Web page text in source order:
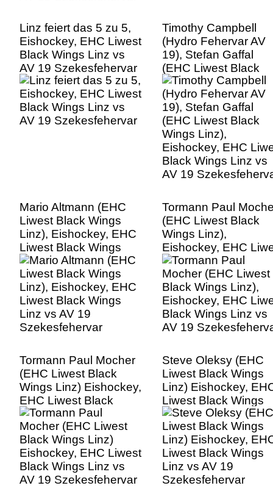
Linz feiert das 5 zu 5,
Eishockey, EHC Liwest
Black Wings Linz vs
AV 19 Szekesfehervar
Timothy Campbell
(Hydro Fehervar AV
19), Stefan Gaffal
(EHC Liwest Black
Wings Linz),
Eishockey, EHC
Black Wings Linz vs
AV 19
Mario Altmann (EHC
Liwest Black Wings
Linz), Eishockey, EHC
Liwest Black Wings
Linz vs AV 19
Szekesfehervar
Tormann Paul
(EHC Liwest Black
Wings Linz),
Eishockey, EHC
Black Wings Linz vs
AV 19
Tormann Paul Mocher
(EHC Liwest Black
Wings Linz) Eishockey,
EHC Liwest Black
Wings Linz vs AV 19
Szekesfehervar
Steve Oleksy (EHC
Liwest Black Wings
Linz) Eishockey,
Liwest Black Wings
Linz vs AV 19
Szekesfehervar